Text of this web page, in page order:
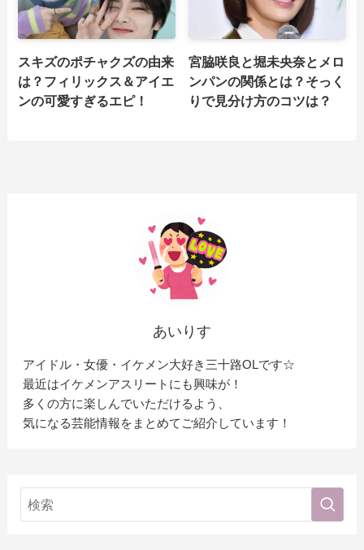
スキズのポチャクズの由来
は？フィリックス＆アイエ
ンの可愛すぎるエピ！
宮脇咲良と堀未央奈とメロ
ンパンの関係とは？そっく
りで見分け方のコツは？
あいりす
アイドル・女優・イケメン大好き三十路OLです☆
最近はイケメンアスリートにも興味が！
多くの方に楽しんでいただけるよう、
気になる芸能情報をまとめてご紹介しています！